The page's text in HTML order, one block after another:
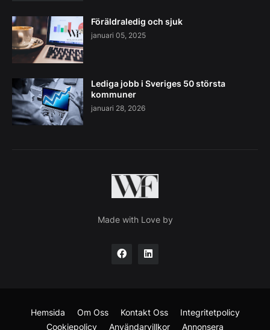
Föräldraledig och sjuk
januari 05, 2025
Lediga jobb i Sveriges 50 största
kommuner
januari 28, 2026
Made with Love by
Hemsida Om Oss Kontakt Oss
Integritetpolicy
Cookiepolicy
Användarvillkor Annonsera